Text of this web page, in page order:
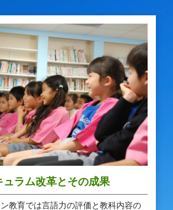
ュラム改革とその成果
教育では言語力の評価と教科内容の